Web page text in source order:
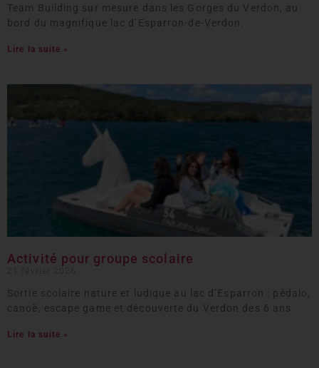
Team Building sur mesure dans les Gorges du Verdon, au
bord du magnifique lac d’Esparron-de-Verdon.
Lire la suite »
Activité pour groupe scolaire
Sortie scolaire nature et ludique au lac d’Esparron : pédalo,
canoë, escape game et découverte du Verdon des 6 ans.
Lire la suite »